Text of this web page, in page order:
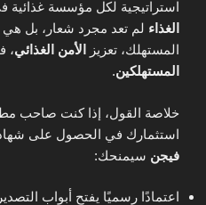
استراتيجية لكل مؤسسة غذائية
الغذاء لم تعد مجرد شعار، بل
المستهلك، تعزيز
الأمن الغذائي،
المستهلكين.
خلاصة القول، إذا كنت صاحب
استثمارك في الحصول على شهادة ايزو
فيجن سيمنحك:
اعتمادًا رسميًا يفتح أبواب